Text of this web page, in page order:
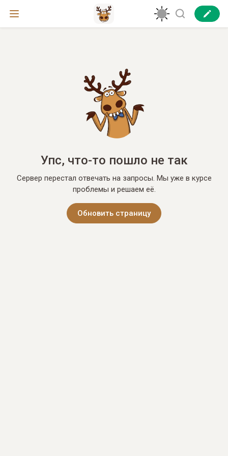
Упс, что-то пошло не так
Сервер перестал отвечать на запросы. Мы уже в курсе
проблемы и решаем её.
Обновить страницу